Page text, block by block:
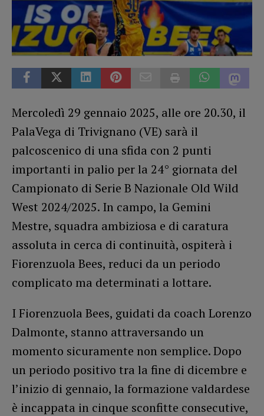
Mercoledì 29 gennaio 2025, alle ore 20.30, il
PalaVega di Trivignano (VE) sarà il
palcoscenico di una sfida con 2 punti
importanti in palio per la 24° giornata del
Campionato di Serie B Nazionale Old Wild
West 2024/2025. In campo, la Gemini
Mestre, squadra ambiziosa e di caratura
assoluta in cerca di continuità, ospiterà i
Fiorenzuola Bees, reduci da un periodo
complicato ma determinati a lottare.
I Fiorenzuola Bees, guidati da coach Lorenzo
Dalmonte, stanno attraversando un
momento sicuramente non semplice. Dopo
un periodo positivo tra la fine di dicembre e
l’inizio di gennaio, la formazione valdardese
è incappata in cinque sconfitte consecutive,